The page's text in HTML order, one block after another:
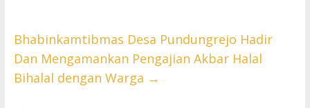
Bhabinkamtibmas Desa Pundungrejo Hadir
Dan Mengamankan Pengajian Akbar Halal
Bihalal dengan Warga →